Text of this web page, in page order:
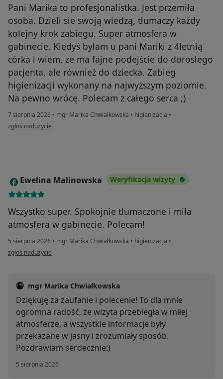
Pani Marika to profesjonalistka. Jest przemiła
osoba. Dzieli sie swoją wiedzą, tłumaczy każdy
kolejny krok zabiegu. Super atmosfera w
gabinecie. Kiedyś byłam u pani Mariki z 4letnią
córka i wiem, ze ma fajne podejście do dorosłego
pacjenta, ale również do dziecka. Zabieg
higienizacji wykonany na najwyższym poziomie.
Na pewno wrócę. Polecam z całego serca ;)
7 sierpnia 2026 • mgr Marika Chwiałkowska • higienizacja •
w opinii użytkownika Sandra
zgłoś nadużycie
E Ewelina Malinowska Weryfikacja wizyty
Wszystko super. Spokojnie tlumaczone i miła
atmosfera w gabinecie. Polecam!
5 sierpnia 2026 • mgr Marika Chwiałkowska • higienizacja •
w opinii użytkownika Ewelina Malinowska
zgłoś nadużycie
mgr Marika Chwiałkowska
Dziękuję za zaufanie i polecenie! To dla mnie
ogromna radość, że wizyta przebiegła w miłej
atmosferze, a wszystkie informacje były
przekazane w jasny i zrozumiały sposób.
Pozdrawiam serdecznie:)
5 sierpnia 2026